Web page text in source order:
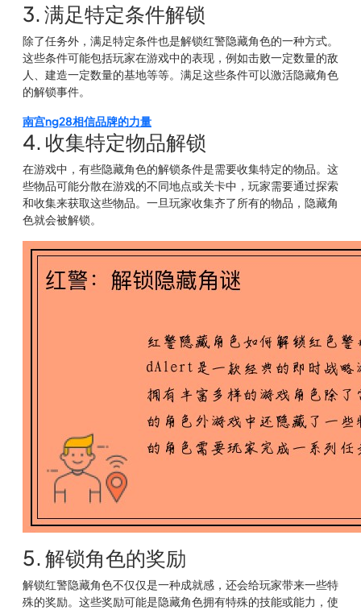
3. 满足特定条件解锁
除了任务外，满足特定条件也是解锁红警隐藏角色的一种方式。
这些条件可能包括玩家在游戏中的表现，例如击败一定数量的敌
人、建造一定数量的基地等等。满足这些条件可以激活隐藏角色
的解锁事件。
南宫ng28相信品牌的力量
4. 收集特定物品解锁
在游戏中，有些隐藏角色的解锁条件是需要收集特定的物品。这
些物品可能分散在游戏的不同地点或关卡中，玩家需要通过探索
和收集来获取这些物品。一旦玩家收集齐了所有的物品，隐藏角
色就会被解锁。
5. 解锁角色的奖励
解锁红警隐藏角色不仅仅是一种成就感，还会给玩家带来一些特
殊的奖励。这些奖励可能是隐藏角色拥有特殊的技能或能力，使